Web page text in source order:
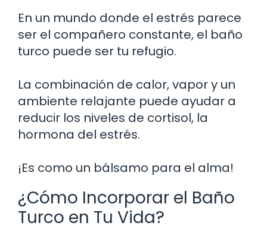
En un mundo donde el estrés parece
ser el compañero constante, el baño
turco puede ser tu refugio.
La combinación de calor, vapor y un
ambiente relajante puede ayudar a
reducir los niveles de cortisol, la
hormona del estrés.
¡Es como un bálsamo para el alma!
¿Cómo Incorporar el Baño
Turco en Tu Vida?